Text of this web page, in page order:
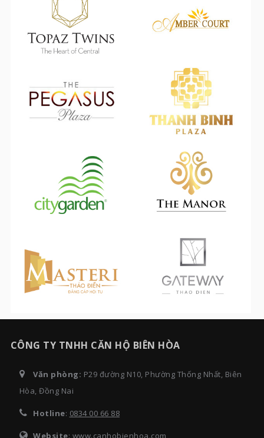
CÔNG TY TNHH CĂN HỘ BIÊN HÒA
Văn phòng: P29 đường N10, Phường Thống Nhất, Biên
Hòa, Đồng Nai
Hotline: 0834 00 66 88
Website: www.canhobienhoa.com